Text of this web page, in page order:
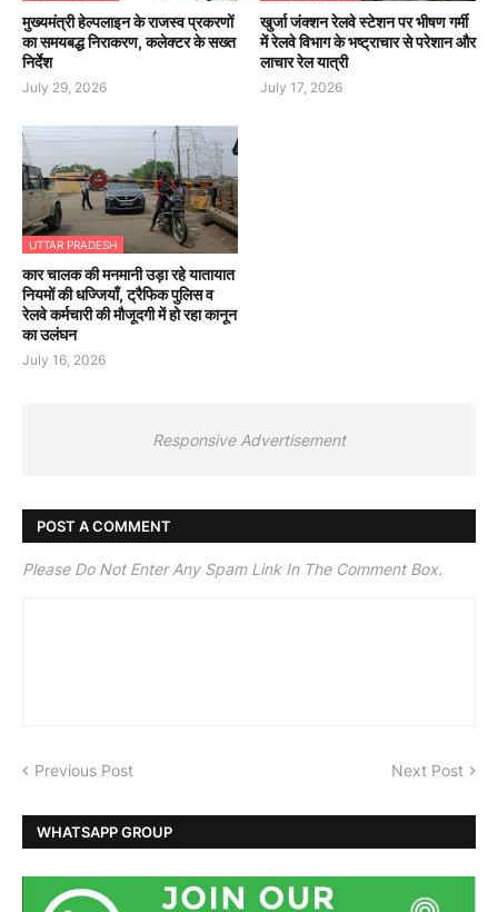
मुख्यमंत्री हेल्पलाइन के राजस्व प्रकरणों
का समयबद्ध निराकरण, कलेक्टर के सख्त
निर्देश
July 29, 2026
खुर्जा जंक्शन रेलवे स्टेशन पर भीषण गर्मी
में रेलवे विभाग के भष्ट्राचार से परेशान और
लाचार रेल यात्री
July 17, 2026
UTTAR PRADESH
कार चालक की मनमानी उड़ा रहे यातायात
नियमों की धज्जियाँ, ट्रैफिक पुलिस व
रेलवे कर्मचारी की मौजूदगी में हो रहा कानून
का उलंघन
July 16, 2026
Responsive Advertisement
POST A COMMENT
Please Do Not Enter Any Spam Link In The Comment Box.
Previous Post Next Post
WHATSAPP GROUP